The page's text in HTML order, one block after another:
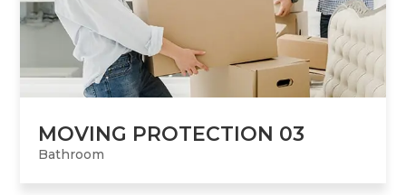
MOVING PROTECTION 03
Bathroom